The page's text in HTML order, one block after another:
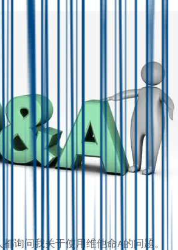
询问我关于使用维他命A的问题。